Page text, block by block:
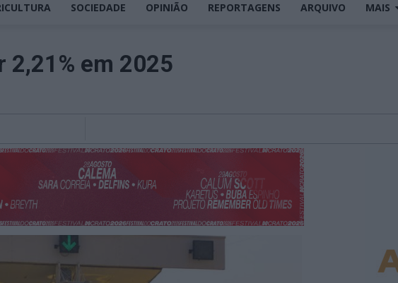
SOCIEDADE OPINIÃO REPORTAGENS ARQUIVO MAIS
2,21% em 2025